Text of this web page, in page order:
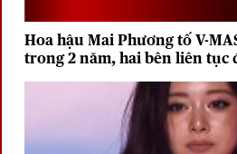
Hoa hậu Mai Phương tố V-
trong 2 năm, hai bên liên tục
trái chiều